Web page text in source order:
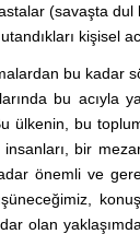
(savaşta
kişisel
bu kadar
bu acıyla
ülkenin, bu
insanları, bir
önemli ve
olan